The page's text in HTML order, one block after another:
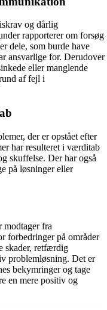
og dårlig
rapporterer om forsøg
dele, som burde have
ansvarlige for. Derudover
eller manglende
af fejl i
der er opstået efter
har resulteret i værditab
skuffelse. Der har også
på løsninger eller
modtager fra
forbedringer på områder
skader, retfærdig
problemløsning. Det er
bekymringer og tage
en mere positiv og